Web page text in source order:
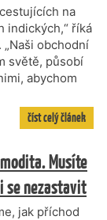
na
indických,“ říká
obchodní
světě, působí
abychom
číst celý článek
Musíte
se nezastavit
jak příchod